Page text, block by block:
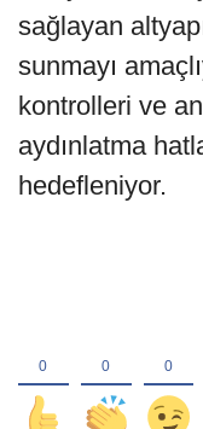
sağlayan
sunmayı
kontrolleri ve
aydınlatma
hedefleniyor.